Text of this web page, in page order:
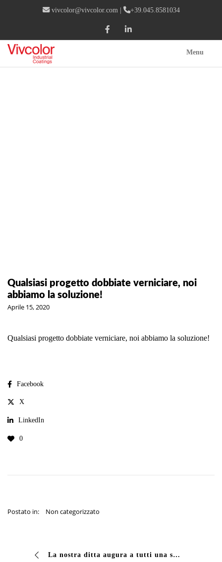
vivcolor@vivcolor.com | +39.045.8581034
Menu
Qualsiasi progetto dobbiate verniciare, noi
abbiamo la soluzione!
Aprile 15, 2020
Qualsiasi progetto dobbiate verniciare, noi abbiamo la soluzione!
Facebook
X
LinkedIn
0
Postato in: Non categorizzato
La nostra ditta augura a tutti una serena Santa Pasqua